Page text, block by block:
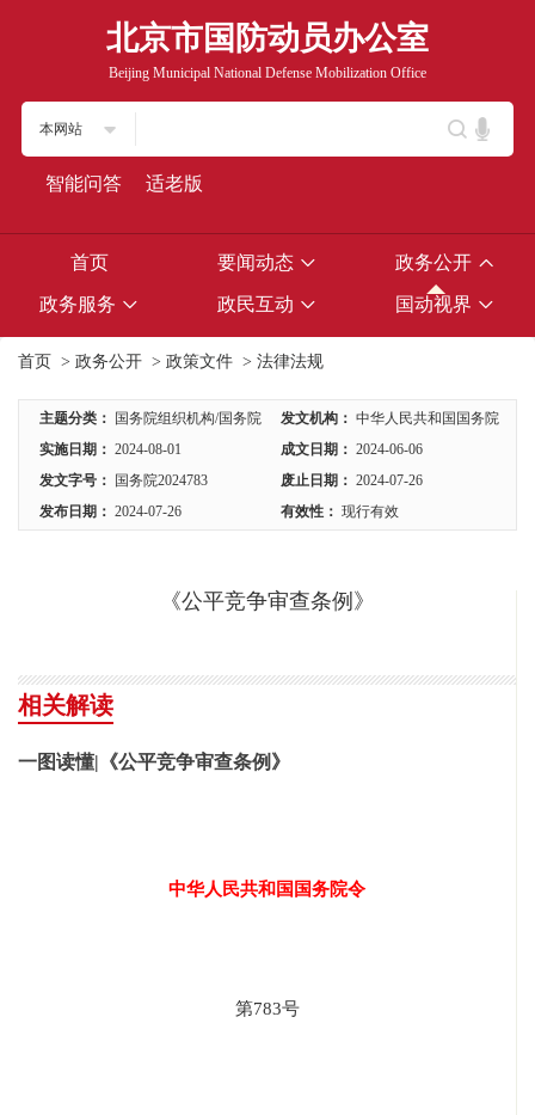
北京市国防动员办公室
Beijing Municipal National Defense Mobilization Office
本网站
智能问答 适老版
首页 要闻动态 政务公开
政务服务 政民互动 国动视界
首页 > 政务公开 > 政策文件 > 法律法规
主题分类： 国务院组织机构/国务院 发文机构： 中华人民共和国国务院
实施日期： 2024-08-01 成文日期： 2024-06-06
发文字号：
国务院2024783 废止日期： 2024-07-26
发布日期： 2024-07-26 有效性： 现行有效
《公平竞争审查条例》
相关解读
一图读懂|《公平竞争审查条例》
中华人民共和国国务院令
第783号